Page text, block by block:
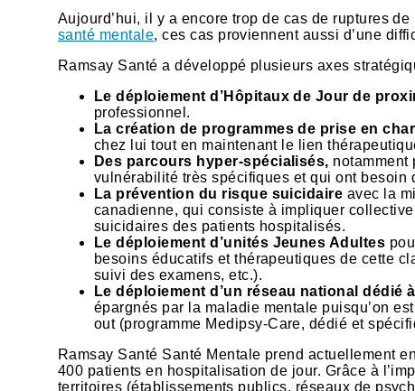
Aujourd’hui, il y a encore trop de cas de ruptures
santé mentale, ces cas proviennent aussi d’une
Ramsay Santé a développé plusieurs axes
Le déploiement d’Hôpitaux de Jour de
professionnel.
La création de programmes de prise en
chez lui tout en maintenant le lien
Des parcours hyper-spécialisés, notamment
vulnérabilité très spécifiques et qui ont besoin
La prévention du risque suicidaire avec la
canadienne, qui consiste à impliquer
suicidaires des patients hospitalisés.
Le déploiement d’unités Jeunes Adultes
besoins éducatifs et thérapeutiques de cette
suivi des examens, etc.).
Le déploiement d’un réseau national dédié
épargnés par la maladie mentale puisqu’on
out (programme Medipsy-Care, dédié et
Ramsay Santé Santé Mentale prend actuellement
400 patients en hospitalisation de jour. Grâce à
territoires (établissements publics, réseaux de